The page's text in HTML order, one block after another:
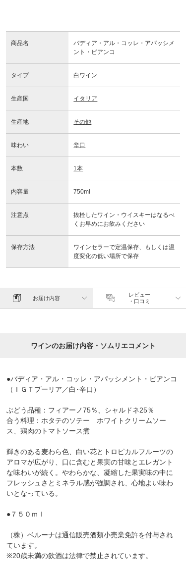
商品名
バディア・アル・コッレ・アパッシメ
ント・ビアンコ
タイプ 白ワイン
生産国 イタリア
生産地 その他
味わい 辛口
本数 1本
内容量 750ml
注意点
抜栓したワイン・ウイスキーはなるべ
くお早めにお飲みください
保存方法
ワインセラーで定温保存、もしくは温
度変化の低い場所で保存
お届け内容
レビュー
・口コミ
ワインのお届け内容・ソムリエコメント
●バディア・アル・コッレ・アパッシメント・ビアンコ
（ＩＧＴプーリア／白･辛口）
ぶどう品種：フィアーノ75％、シャルドネ25％
合う料理：ホタテのソテー ホワイトクリームソー
ス、鶏肉のトマトソース煮
輝きのある麦わら色、白い花とトロピカルフルーツの
アロマが広がり、口に含むと果実の甘味とエレガント
な味わいが続く。やわらかな、凝縮した果実味の中に
フレッシュさとミネラル感が強調され、心地よい味わ
いとなっている。
●７５０ｍｌ
（株）ベルーナは通信販売酒類小売業免許を付与され
ています。
※20歳未満の飲酒は法律で禁止されています。